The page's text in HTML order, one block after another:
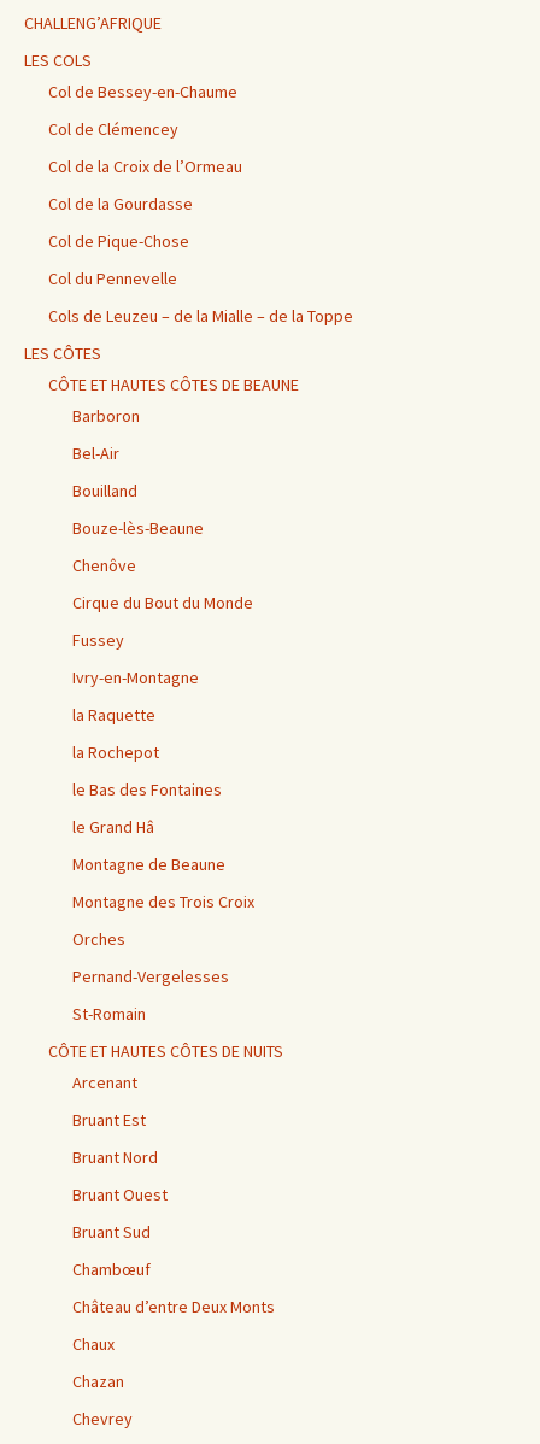
CHALLENG’AFRIQUE
LES COLS
Col de Bessey-en-Chaume
Col de Clémencey
Col de la Croix de l’Ormeau
Col de la Gourdasse
Col de Pique-Chose
Col du Pennevelle
Cols de Leuzeu – de la Mialle – de la Toppe
LES CÔTES
CÔTE ET HAUTES CÔTES DE BEAUNE
Barboron
Bel-Air
Bouilland
Bouze-lès-Beaune
Chenôve
Cirque du Bout du Monde
Fussey
Ivry-en-Montagne
la Raquette
la Rochepot
le Bas des Fontaines
le Grand Hâ
Montagne de Beaune
Montagne des Trois Croix
Orches
Pernand-Vergelesses
St-Romain
CÔTE ET HAUTES CÔTES DE NUITS
Arcenant
Bruant Est
Bruant Nord
Bruant Ouest
Bruant Sud
Chambœuf
Château d’entre Deux Monts
Chaux
Chazan
Chevrey